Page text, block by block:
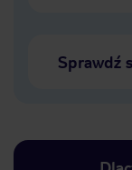
Sprawdź